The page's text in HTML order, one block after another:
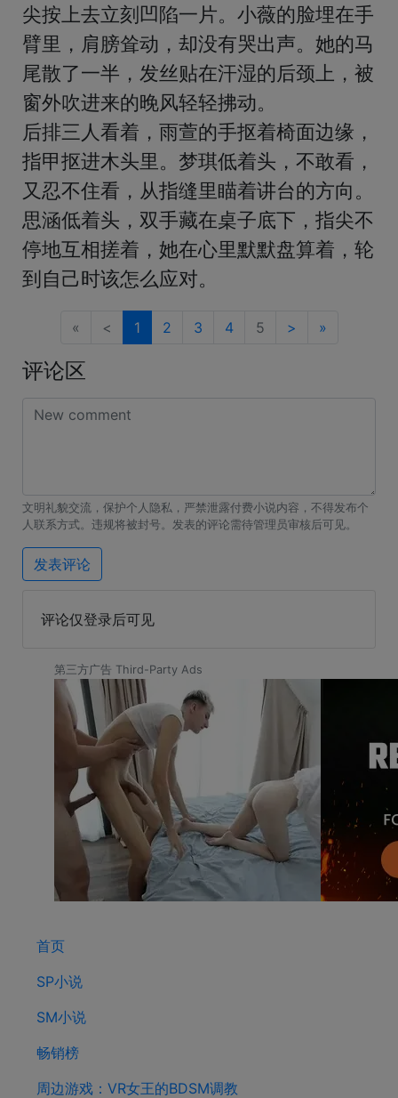
尖按上去立刻凹陷一片。小薇的脸埋在手
臂里，肩膀耸动，却没有哭出声。她的马
尾散了一半，发丝贴在汗湿的后颈上，被
窗外吹进来的晚风轻轻拂动。
后排三人看着，雨萱的手抠着椅面边缘，
指甲抠进木头里。梦琪低着头，不敢看，
又忍不住看，从指缝里瞄着讲台的方向。
思涵低着头，双手藏在桌子底下，指尖不
停地互相搓着，她在心里默默盘算着，轮
到自己时该怎么应对。
« < 1 2 3 4 5 > »
评论区
文明礼貌交流，保护个人隐私，严禁泄露付费小说内容，不得发布个
人联系方式。违规将被封号。发表的评论需待管理员审核后可见。
发表评论
评论仅登录后可见
第三方广告 Third-Party Ads
首页
SP小说
SM小说
畅销榜
周边游戏：VR女王的BDSM调教